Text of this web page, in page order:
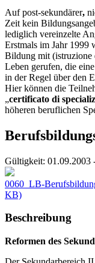
Auf post-sekundärer,
Zeit kein
lediglich vereinzelte
Erstmals im Jahr 1999
Bildung mit (istruzione
Leben gerufen, die
in der Regel über den
Hier können die
„certificato di
höheren beruflichen
Gültigkeit: 01.09.2003
0060_LB-
KB)
Beschreibung
Reformen des